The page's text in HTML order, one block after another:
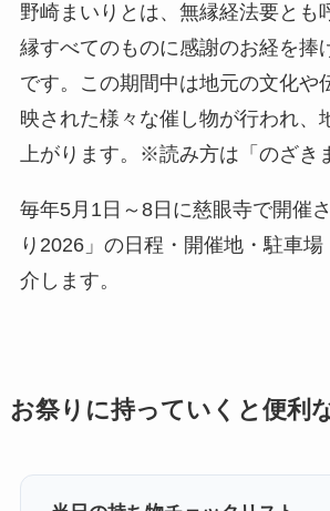
野崎まいりとは、無縁経法要とも
縁すべてのものに感謝のお経を捧
です。この期間中は地元の文化や
映された様々な催し物が行われ、
上がります。※読み方は「のざき
毎年5月1日～8日に慈眼寺で開催
り2026」の日程・開催地・駐車
介します。
お祭りに持っていくと便利